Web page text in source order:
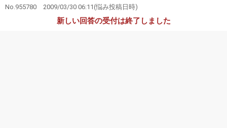
No.955780 2009/03/30 06:11 (悩み投稿日時)
新しい回答の受付は終了しました